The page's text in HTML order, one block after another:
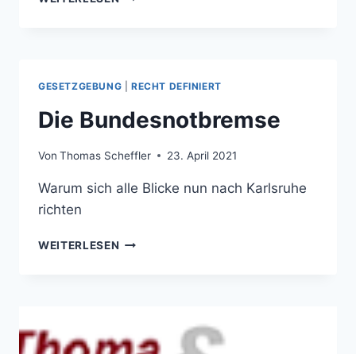
GESETZGEBUNG RECHT DEFINIERT
Die Bundesnotbremse
Von Thomas Scheffler 23. April 2021
Warum sich alle Blicke nun nach Karlsruhe
richten
WEITERLESEN DIE